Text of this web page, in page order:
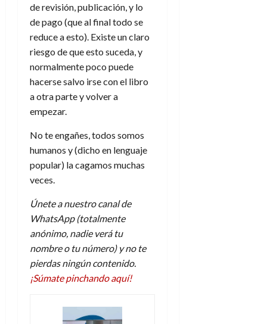
de revisión, publicación, y lo
de pago (que al final todo se
reduce a esto). Existe un claro
riesgo de que esto suceda, y
normalmente poco puede
hacerse salvo irse con el libro
a otra parte y volver a
empezar.
No te engañes, todos somos
humanos y (dicho en lenguaje
popular) la cagamos muchas
veces.
Únete a nuestro canal de
WhatsApp (totalmente
anónimo, nadie verá tu
nombre o tu número) y no te
pierdas ningún contenido.
¡Súmate pinchando aquí!